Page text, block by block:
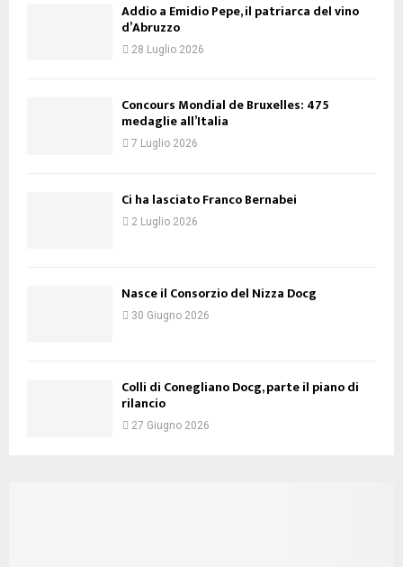
Addio a Emidio Pepe, il patriarca del vino
d’Abruzzo
28 Luglio 2026
Concours Mondial de Bruxelles: 475
medaglie all’Italia
7 Luglio 2026
Ci ha lasciato Franco Bernabei
2 Luglio 2026
Nasce il Consorzio del Nizza Docg
30 Giugno 2026
Colli di Conegliano Docg, parte il piano di
rilancio
27 Giugno 2026